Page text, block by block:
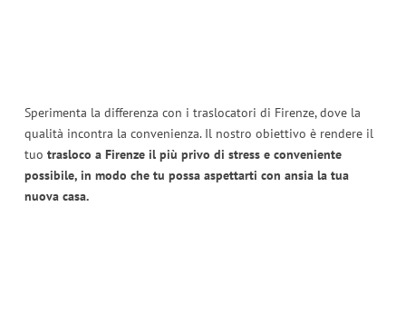
Sperimenta la differenza con i traslocatori di Firenze, dove la
qualità incontra la convenienza. Il nostro obiettivo è rendere il
tuo trasloco a Firenze il più privo di stress e conveniente
possibile, in modo che tu possa aspettarti con ansia la tua
nuova casa.